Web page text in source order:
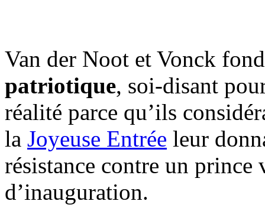
Van der Noot et Vonck
patriotique, soi-disant
réalité parce qu’ils
la Joyeuse Entrée leur
résistance contre un prince
d’inauguration.